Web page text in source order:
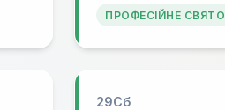
ПРОФЕСІЙНЕ СВЯТО
29Сб